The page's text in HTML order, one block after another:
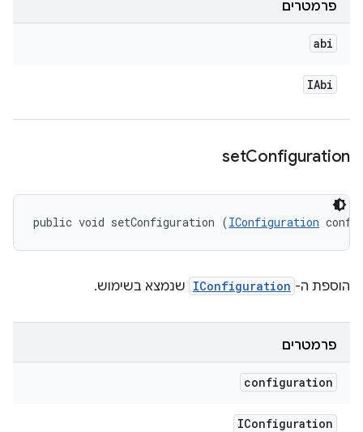
פרמטרים
abi
IAbi
setConfiguration
public void setConfiguration (IConfiguration
הוספת ה- IConfiguration שנמצא בשימוש.
פרמטרים
configuration
IConfiguration